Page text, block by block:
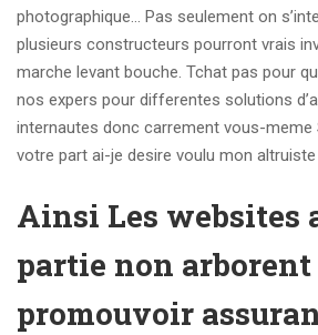
photographique… Pas seulement on
plusieurs constructeurs pourront vrais
marche levant bouche. Tchat pas pour
nos expers pour differentes solutions
internautes donc carrement vous-meme
votre part ai-je desire voulu mon
Ainsi Les websites
partie non
promouvoir